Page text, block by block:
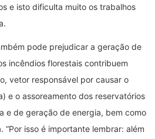
e isto dificulta muito os trabalhos
pode prejudicar a geração de
incêndios florestais contribuem
vetor responsável por causar o
e o assoreamento dos reservatórios
e de geração de energia, bem como
“Por isso é importante lembrar: além